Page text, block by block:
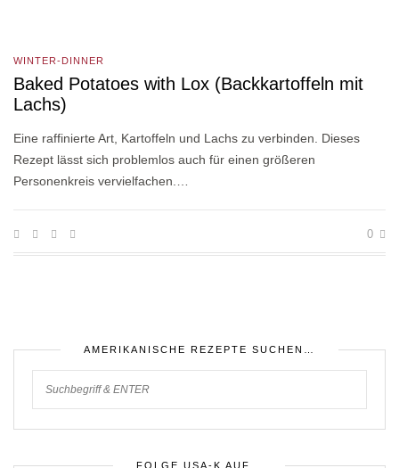
WINTER-DINNER
Baked Potatoes with Lox (Backkartoffeln mit
Lachs)
Eine raffinierte Art, Kartoffeln und Lachs zu verbinden. Dieses
Rezept lässt sich problemlos auch für einen größeren
Personenkreis vervielfachen.…
0
AMERIKANISCHE REZEPTE SUCHEN…
FOLGE USA-K AUF…